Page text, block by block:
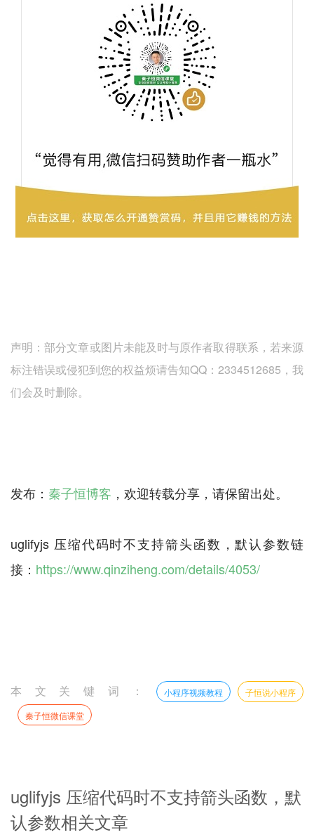
声明：部分文章或图片未能及时与原作者取得联系，若来源
标注错误或侵犯到您的权益烦请告知QQ：2334512685，我
们会及时删除。
发布： 秦子恒博客 ，欢迎转载分享，请保留出处。
uglifyjs 压缩代码时不支持箭头函数，默认参数链
接： https://www.qinziheng.com/details/4053/
本文关键词： 小程序视频教程
子恒说小程序
秦子恒微信课堂
uglifyjs 压缩代码时不支持箭头函数，默
认参数相关文章